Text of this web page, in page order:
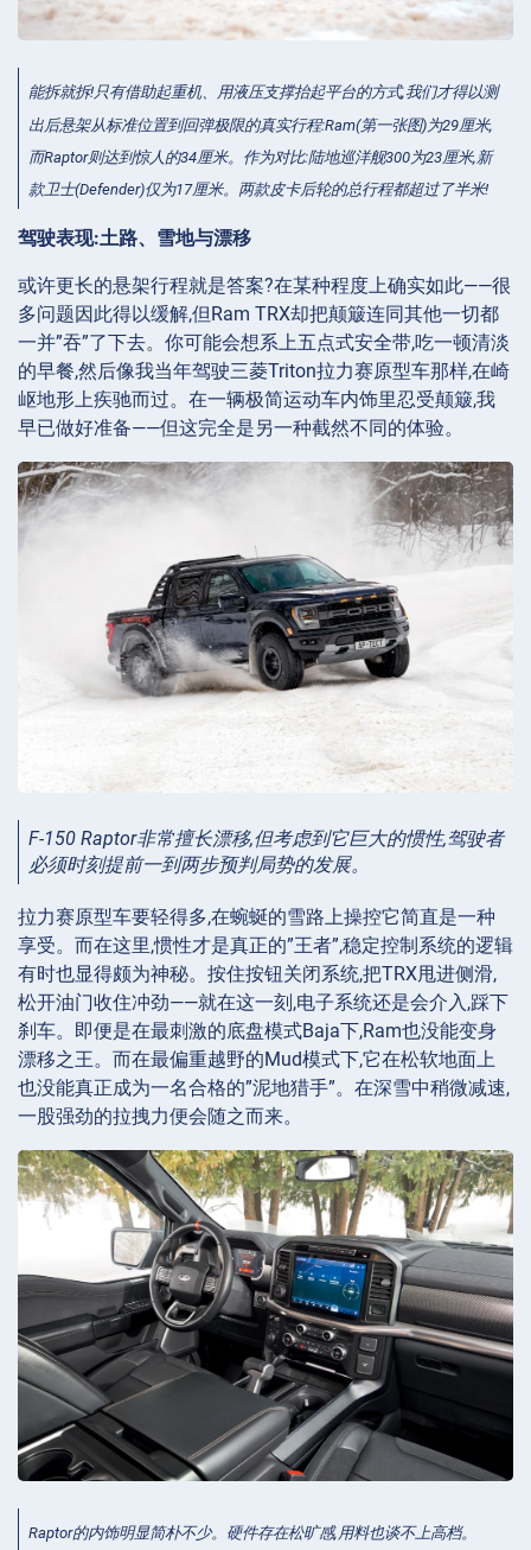
能拆就拆!只有借助起重机、用液压支撑抬起平台的方式,我们才得以测
出后悬架从标准位置到回弹极限的真实行程:Ram(第一张图)为29厘米,
而Raptor则达到惊人的34厘米。作为对比:陆地巡洋舰300为23厘米,新
款卫士(Defender)仅为17厘米。两款皮卡后轮的总行程都超过了半米!
驾驶表现:土路、雪地与漂移
或许更长的悬架行程就是答案?在某种程度上确实如此——很
多问题因此得以缓解,但Ram TRX却把颠簸连同其他一切都
一并”吞”了下去。你可能会想系上五点式安全带,吃一顿清淡
的早餐,然后像我当年驾驶三菱Triton拉力赛原型车那样,在崎
岖地形上疾驰而过。在一辆极简运动车内饰里忍受颠簸,我
早已做好准备——但这完全是另一种截然不同的体验。
F-150 Raptor非常擅长漂移,但考虑到它巨大的惯性,驾驶者
必须时刻提前一到两步预判局势的发展。
拉力赛原型车要轻得多,在蜿蜒的雪路上操控它简直是一种
享受。而在这里,惯性才是真正的”王者”,稳定控制系统的逻辑
有时也显得颇为神秘。按住按钮关闭系统,把TRX甩进侧滑,
松开油门收住冲劲——就在这一刻,电子系统还是会介入,踩下
刹车。即便是在最刺激的底盘模式Baja下,Ram也没能变身
漂移之王。而在最偏重越野的Mud模式下,它在松软地面上
也没能真正成为一名合格的”泥地猎手”。在深雪中稍微减速,
一股强劲的拉拽力便会随之而来。
Raptor的内饰明显简朴不少。硬件存在松旷感,用料也谈不上高档。